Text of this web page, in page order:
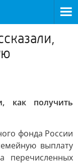
как получить
фонда России
выплату
перечисленных